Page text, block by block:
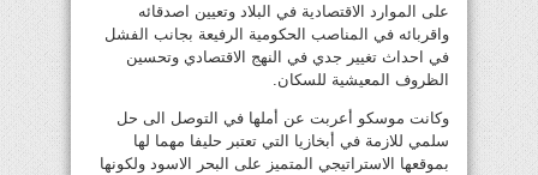
على الموارد الاقتصادية في البلاد وتعيين اصدقائه
واقربائه في المناصب الحكومية الرفيعة بجانب الفشل
في احداث تغيير جدي في النهج الاقتصادي وتحسين
الظروف المعيشية للسكان.
وكانت موسكو أعربت عن أملها في التوصل الى حل
سلمي للازمة في أبخازيا التي تعتبر حليفا مهما لها
بموقعها الاستراتيجي المتميز على البحر الاسود ولكونها